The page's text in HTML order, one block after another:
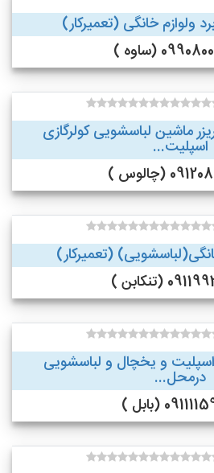
ولوازم خانگی (تعمیرکار)
(ساوه )
ماشین لباسشویی کولرگازی
اسپلیت...
(چالوس )
(تعمیرکار)
(تنکابن )
اسپلیت و یخچال و لباسشویی
درمحل...
(بابل )